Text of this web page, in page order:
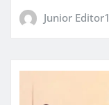
Junior Editor1